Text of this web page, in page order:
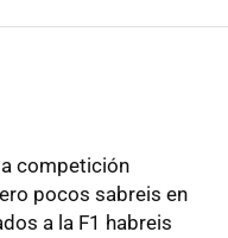
competición
pocos sabreis en
a la F1 habreis